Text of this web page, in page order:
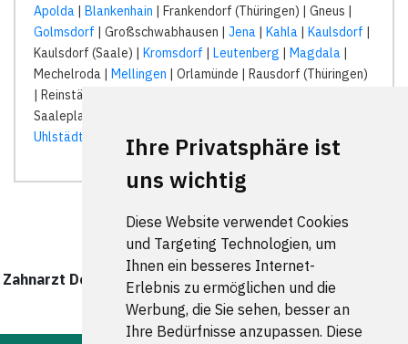
Ihre Privatsphäre ist
uns wichtig
Diese Website verwendet Cookies
und Targeting Technologien, um
Ihnen ein besseres Internet-
Erlebnis zu ermöglichen und die
Werbung, die Sie sehen, besser an
Ihre Bedürfnisse anzupassen. Diese
Apolda | Blankenhain | Frankendorf (Thüringen) | Gneus |
Golmsdorf | Großschwabhausen | Jena | Kahla | Kaulsdorf |
Kaulsdorf (Saale) | Kromsdorf | Leutenberg | Magdala |
Mechelroda | Mellingen | Orlamünde | Rausdorf (Thüringen)
| Reinstädt |
Saaleplatte |
Uhlstädt-Kirchhasel
Umpferstedt| Wiegendorf |
Zahnarzt Deutschland wurde zuletzt am 02 August 2026
aktualisiert.